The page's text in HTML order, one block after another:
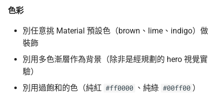
色彩
別任意挑 Material 預設色（brown、lime、indigo）做
裝飾
別用多色漸層作為背景（除非是經規劃的 hero 視覺實
驗）
別用過飽和的色（純紅 #ff0000 、純綠 #00ff00 ）